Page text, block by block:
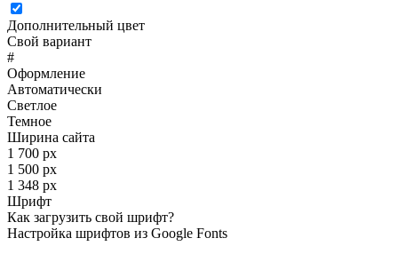
Дополнительный цвет
Свой вариант
#
Оформление
Автоматически
Светлое
Темное
Ширина сайта
1 700 px
1 500 px
1 348 px
Шрифт
Как загрузить свой шрифт?
Настройка шрифтов из Google Fonts